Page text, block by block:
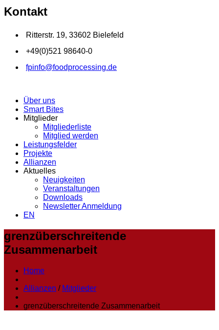
Kontakt
Ritterstr. 19, 33602 Bielefeld
+49(0)521 98640-0
fpinfo@foodprocessing.de
Über uns
Smart Bites
Mitglieder
Mitgliederliste
Mitglied werden
Leistungsfelder
Projekte
Allianzen
Aktuelles
Neuigkeiten
Veranstaltungen
Downloads
Newsletter Anmeldung
EN
grenzüberschreitende
Zusammenarbeit
Home
Allianzen / Mitglieder
grenzüberschreitende Zusammenarbeit